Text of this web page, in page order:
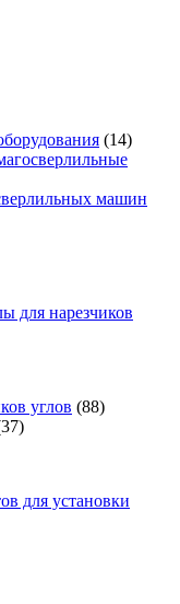
(14)
машин
для нарезчиков
углов (88)
для установки